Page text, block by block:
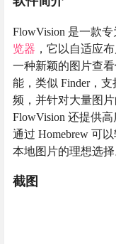
FlowVision 是一款
览器 ，它以自适应
一种新颖的图片查
能，类似 Finder，
频，并针对大量图
FlowVision 还提供
通过 Homebrew 可
本地图片的理想选择
截图